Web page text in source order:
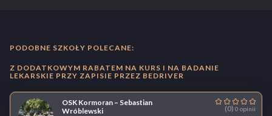
PODOBNE SZKOŁY POLECANE:
Z DODATKOWYM RABATEM NA KURS I NA BADANIE
LEKARSKIE PRZY ZAPISIE PRZEZ BEDRIVER
OSK Kormoran – Sebastian
Wróblewski
(0) 0 opinii